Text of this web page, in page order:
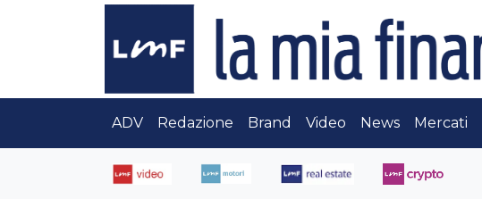
ADV Redazione Brand Video News Mercati